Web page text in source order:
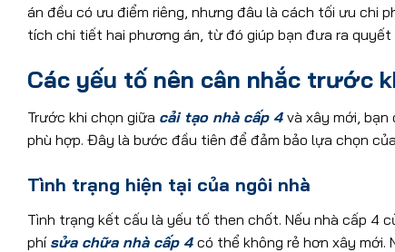
án đều có ưu điểm riêng, nhưng đâu là cách tối ưu chi
tích chi tiết hai phương án, từ đó giúp bạn đưa ra
Các yếu tố nên cân nhắc trước
Trước khi chọn giữa cải tạo nhà cấp 4 và xây mới,
phù hợp. Đây là bước đầu tiên để đảm bảo lựa chọn
Tình trạng hiện tại của ngôi nhà
Tình trạng kết cấu là yếu tố then chốt. Nếu nhà cấp 4
phí sửa chữa nhà cấp 4 có thể không rẻ hơn xây mới.